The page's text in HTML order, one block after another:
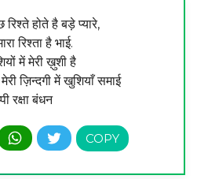
रिश्ते होते है बड़े प्यारे,
रिश्ता है भाई.
में मेरी ख़ुशी है
ज़िन्दगी में खुशियाँ समाई
रक्षा बंधन